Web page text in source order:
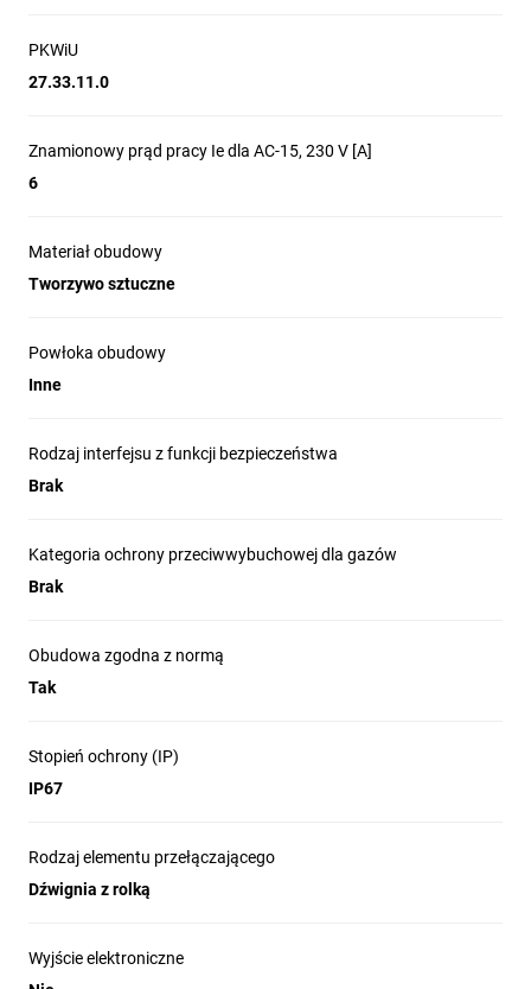
idealnym wyborem do zastosowań
i niezawodności działania.
ZAPROJEKTOWANE
MYŚLĄ
O BEZPIECZEŃSTWIE
Krańcowe łączniki LS Titan z serii Moeller firmy
dokładnego i niezawodnego wykrywania
pozycji. Umożliwiają one płynną i bezpieczną
do każdego zastosowania. Krańcowe łączniki
przyczyniają się również do wyższych
Dlaczego warto
PKWiU
27.33.11.0
Znamionowy prąd pracy Ie dla AC-15, 230 V [A]
6
Materiał obudowy
Tworzywo sztuczne
Powłoka obudowy
Inne
Rodzaj interfejsu z funkcji bezpieczeństwa
Brak
Kategoria ochrony przeciwwybuchowej dla gazów
Brak
Obudowa zgodna z normą
Tak
Stopień ochrony (IP)
IP67
Rodzaj elementu przełączającego
Dźwignia z rolką
Wyjście elektroniczne